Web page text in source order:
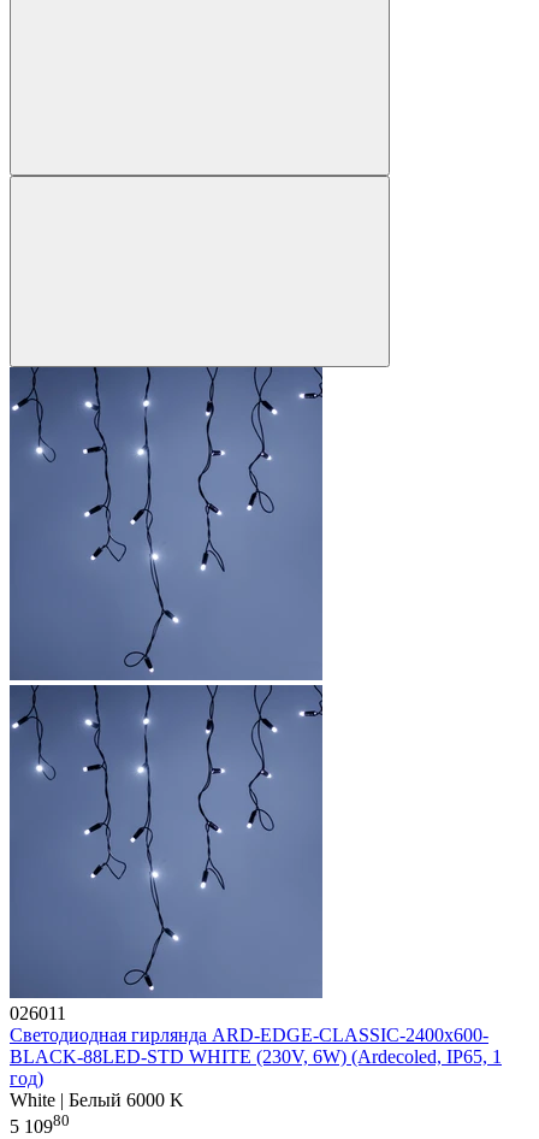
026011
Светодиодная гирлянда ARD-EDGE-CLASSIC-2400x600-
BLACK-88LED-STD WHITE (230V, 6W) (Ardecoled, IP65, 1
год)
White | Белый 6000 K
5 10980